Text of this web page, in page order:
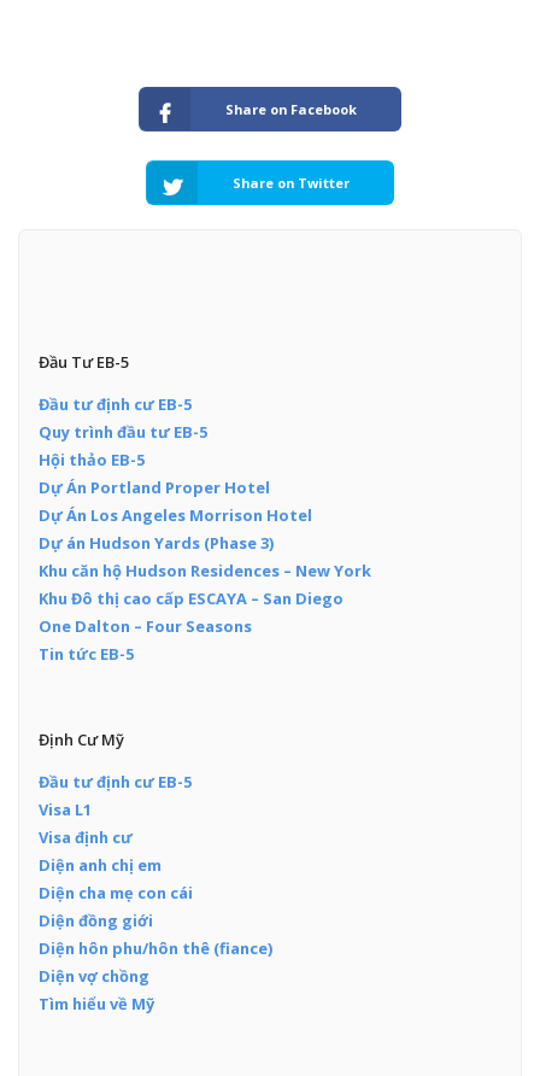
Share on Facebook
Share on Twitter
Đầu Tư EB-5
Đầu tư định cư EB-5
Quy trình đầu tư EB-5
Hội thảo EB-5
Dự Án Portland Proper Hotel
Dự Án Los Angeles Morrison Hotel
Dự án Hudson Yards (Phase 3)
Khu căn hộ Hudson Residences – New York
Khu Đô thị cao cấp ESCAYA – San Diego
One Dalton – Four Seasons
Tin tức EB-5
Định Cư Mỹ
Đầu tư định cư EB-5
Visa L1
Visa định cư
Diện anh chị em
Diện cha mẹ con cái
Diện đồng giới
Diện hôn phu/hôn thê (fiance)
Diện vợ chồng
Tìm hiểu về Mỹ